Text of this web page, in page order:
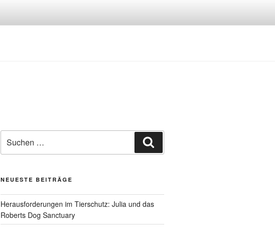
nach:
NEUESTE BEITRÄGE
Herausforderungen im Tierschutz: Julia und das
Roberts Dog Sanctuary